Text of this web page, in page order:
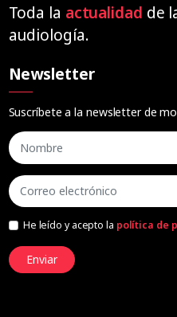
Toda la actualidad de
audiología.
Newsletter
Suscríbete a la newsletter de
He leído y acepto la política de
Enviar